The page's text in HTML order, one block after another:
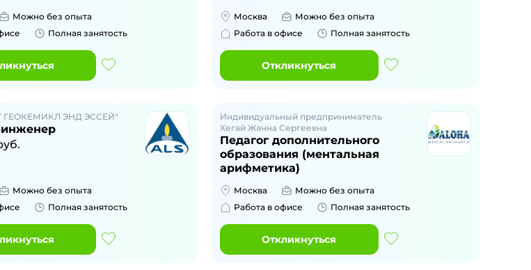
Можно без опыта
Полная занятость
Москва
Можно без опыта
Работа в офисе
Полная занятость
Откликнуться
ЭНД ЭССЕЙ"
Можно без опыта
Полная занятость
Индивидуальный предприниматель
Хегай Жанна Сергеевна
Педагог дополнительного
образования (ментальная
арифметика)
Москва
Можно без опыта
Работа в офисе
Полная занятость
Откликнуться